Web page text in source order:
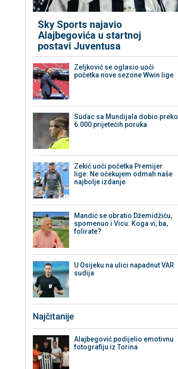
Sky Sports najavio
Alajbegovića u startnoj
postavi Juventusa
Zeljković se oglasio uoči
početka nove sezone Wwin lige
Sudac sa Mundijala dobio preko
6.000 prijetećih poruka
Zekić uoči početka Premijer
lige: Ne očekujem odmah naše
najbolje izdanje
Mandić se obratio Džemidžiću,
spomenuo i Vicu: Koga vi, ba,
folirate?
U Osijeku na ulici napadnut VAR
sudija
Najčitanije
Alajbegović podijelio emotivnu
fotografiju iz Torina